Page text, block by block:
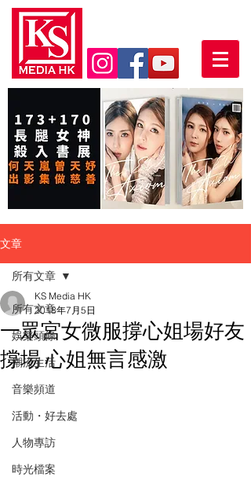
文章
所有文章
娛樂頭條
潮流生活
音樂頻道
活動・好去處
人物專訪
時光檔案
所有文章
一眾宮女微服撐心姐場好友
撐場 心姐無言感激
KS Media HK
2018年7月5日